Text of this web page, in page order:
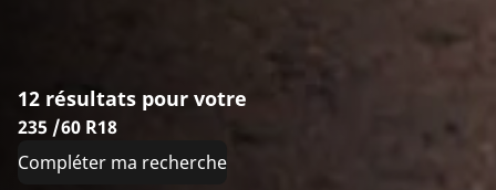
12 résultats pour votre
235 /60 R18
Compléter ma recherche